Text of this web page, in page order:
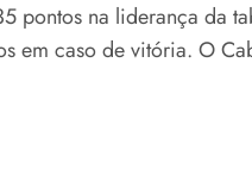
pontos na liderança da
em caso de vitória. O